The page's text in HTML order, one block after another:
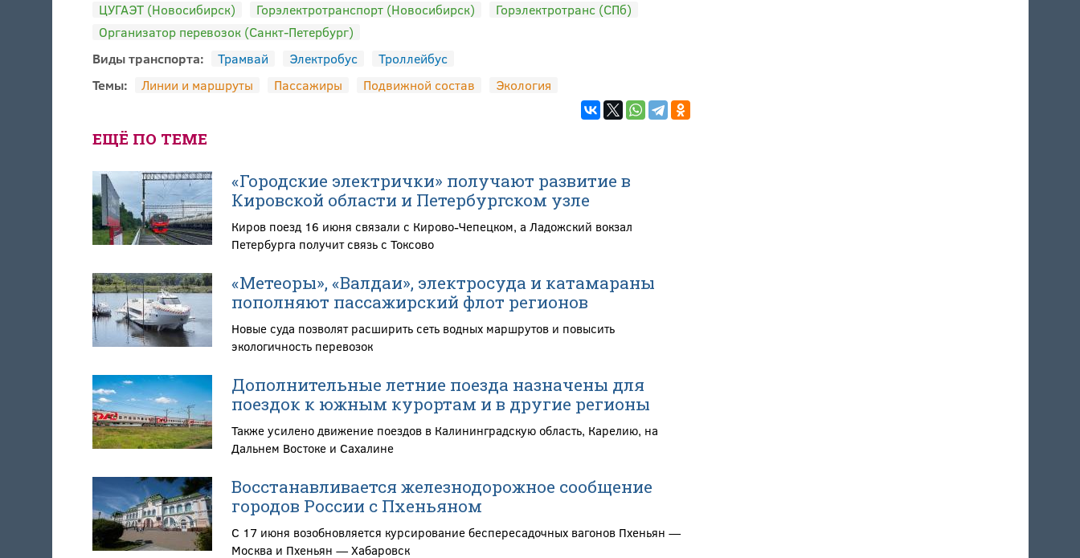
ЦУГАЭТ (Новосибирск)
Горэлектротранспорт (Новосибирск)
Горэлектротранс (СПб)
Организатор перевозок (Санкт-Петербург)
Виды транспорта:
Трамвай Электробус
Троллейбус
Темы:
Линии и маршруты Пассажиры Подвижной состав Экология
ЕЩЁ ПО ТЕМЕ
«Городские электрички» получают развитие в
Кировской области и Петербургском узле
Киров поезд 16 июня связали с Кирово-Чепецком, а Ладожский вокзал
Петербурга получит связь с Токсово
«Метеоры», «Валдаи», электросуда и катамараны
пополняют пассажирский флот регионов
Новые суда позволят расширить сеть водных маршрутов и повысить
экологичность перевозок
Дополнительные летние поезда назначены для
поездок к южным курортам и в другие регионы
Также усилено движение поездов в Калининградскую область, Карелию, на
Дальнем Востоке и Сахалине
Восстанавливается железнодорожное сообщение
городов России с Пхеньяном
С 17 июня возобновляется курсирование беспересадочных вагонов Пхеньян —
Москва и Пхеньян — Хабаровск